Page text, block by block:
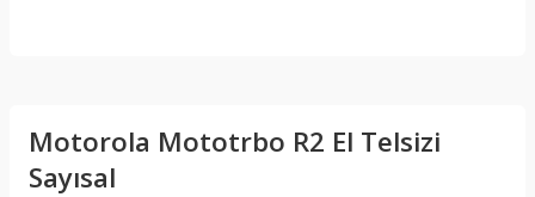
Motorola Mototrbo R2 El Telsizi
Sayısal